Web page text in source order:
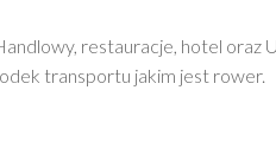
restauracje, hotel oraz
transportu jakim jest rower.